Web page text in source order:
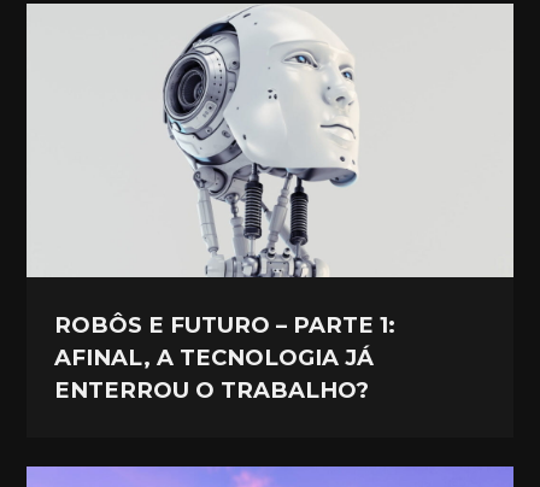
ROBÔS E FUTURO – PARTE 1:
AFINAL, A TECNOLOGIA JÁ
ENTERROU O TRABALHO?